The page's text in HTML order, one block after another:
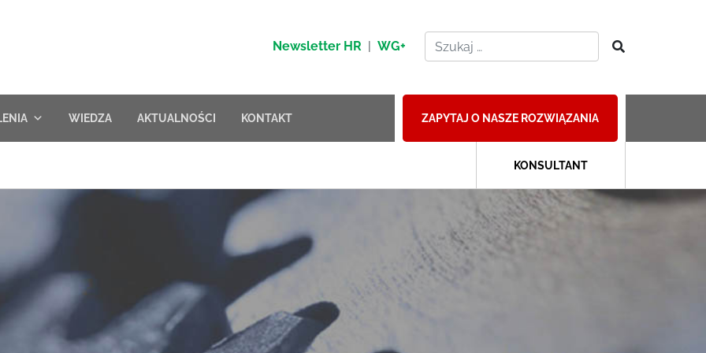
Newsletter HR | WG+
WIEDZA AKTUALNOŚCI KONTAKT ZAPYTAJ O NASZE ROZWIĄZANIA
KONSULTANT